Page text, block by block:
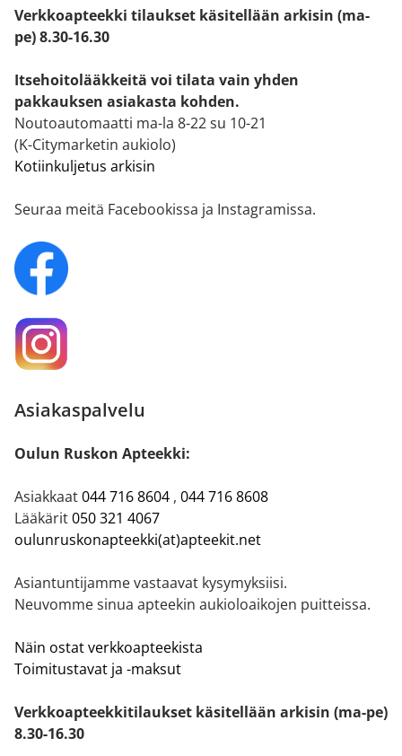
Verkkoapteekki tilaukset käsitellään arkisin (ma-
pe) 8.30-16.30
Itsehoitolääkkeitä voi tilata vain yhden
pakkauksen asiakasta kohden.
Noutoautomaatti ma-la 8-22 su 10-21
(K-Citymarketin aukiolo)
Kotiinkuljetus arkisin
Seuraa meitä Facebookissa ja Instagramissa.
Asiakaspalvelu
Oulun Ruskon Apteekki:
Asiakkaat044 716 8604 , 044 716 8608
Lääkärit050 321 4067
oulunruskonapteekki(at)apteekit.net
Asiantuntijamme vastaavat kysymyksiisi.
Neuvomme sinua apteekin aukioloaikojen puitteissa.
Näin ostat verkkoapteekista
Toimitustavat ja -maksut
Verkkoapteekkitilaukset käsitellään arkisin (ma-pe)
8.30-16.30